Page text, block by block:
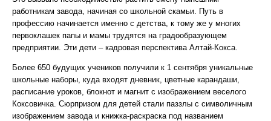
работникам завода, начиная со школьной скамьи. Путь в
профессию начинается именно с детства, к тому же у многих
первоклашек папы и мамы трудятся на градообразующем
предприятии. Эти дети – кадровая перспектива Алтай-Кокса.
Более 650 будущих учеников получили к 1 сентября уникальные
школьные наборы, куда входят дневник, цветные карандаши,
расписание уроков, блокнот и магнит с изображением веселого
Коксовичка. Сюрпризом для детей стали паззлы с символичным
изображением завода и книжка-раскраска под названием